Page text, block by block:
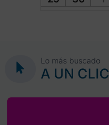
Lo más buscado
A UN CLIC